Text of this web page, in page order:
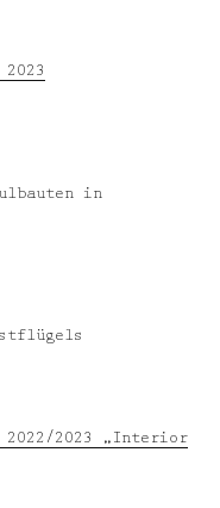
in
2023 „Interior